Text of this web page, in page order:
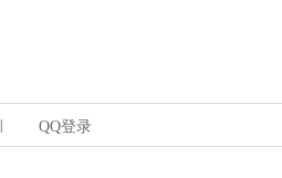
QQ登录